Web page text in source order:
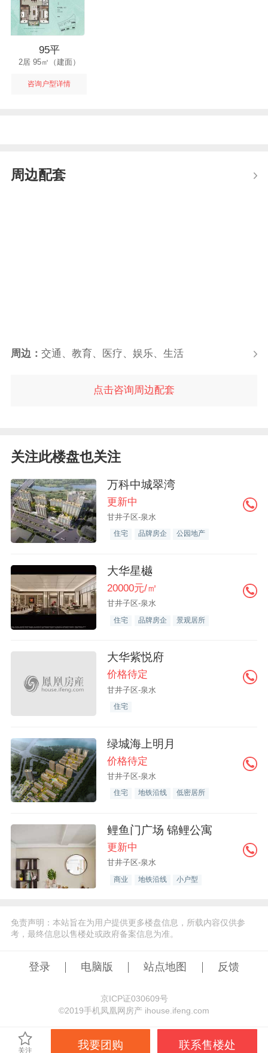
95平
2居 95㎡（建面）
咨询户型详情
周边配套
周边： 交通、教育、医疗、娱乐、生活
点击咨询周边配套
关注此楼盘也关注
万科中城翠湾
更新中
甘井子区-泉水
住宅 品牌房企 公园地产
大华星樾
20000元/㎡
甘井子区-泉水
住宅 品牌房企 景观居所
大华紫悦府
价格待定
甘井子区-泉水
住宅
绿城海上明月
价格待定
甘井子区-泉水
住宅 地铁沿线 低密居所
鲤鱼门广场 锦鲤公寓
更新中
甘井子区-泉水
商业 地铁沿线 小户型
免责声明：本站旨在为用户提供更多楼盘信息，所载内容仅供参
考，最终信息以售楼处或政府备案信息为准。
登录 电脑版 站点地图 反馈
京ICP证030609号
©️2019手机凤凰网房产 ihouse.ifeng.com
关注 我要团购 联系售楼处